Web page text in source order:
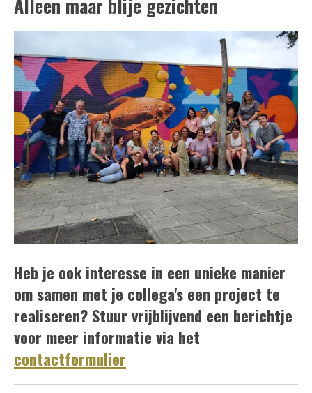
Alleen maar blije gezichten
Heb je ook interesse in een unieke manier
om samen met je collega's een project te
realiseren? Stuur vrijblijvend een berichtje
voor meer informatie via het
contactformulier